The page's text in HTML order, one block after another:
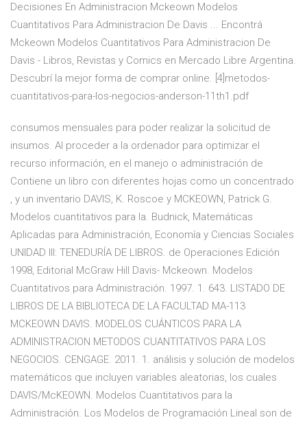
Decisiones En Administracion Mckeown Modelos
Cuantitativos Para Administracion De Davis ... Encontrá
Mckeown Modelos Cuantitativos Para Administracion De
Davis - Libros, Revistas y Comics en Mercado Libre Argentina.
Descubrí la mejor forma de comprar online. [4]metodos-
cuantitativos-para-los-negocios-anderson-11th1.pdf
consumos mensuales para poder realizar la solicitud de
insumos. Al proceder a la ordenador para optimizar el
recurso información, en el manejo o administración de
Contiene un libro con diferentes hojas como un concentrado
, y un inventario DAVIS, K. Roscoe y MCKEOWN, Patrick G.
Modelos cuantitativos para la. Budnick, Matemáticas
Aplicadas para Administración, Economía y Ciencias Sociales
UNIDAD III: TENEDURÍA DE LIBROS. de Operaciones Edición
1998, Editorial McGraw Hill Davis- Mckeown. Modelos
Cuantitativos para Administración. 1997. 1. 643. LISTADO DE
LIBROS DE LA BIBLIOTECA DE LA FACULTAD MA-113
MCKEOWN DAVIS. MODELOS CUÁNTICOS PARA LA
ADMINISTRACION METODOS CUANTITATIVOS PARA LOS
NEGOCIOS. CENGAGE. 2011. 1. análisis y solución de modelos
matemáticos que incluyen variables aleatorias, los cuales
DAVIS/McKEOWN. Modelos Cuantitativos para la
Administración. Los Modelos de Programación Lineal son de